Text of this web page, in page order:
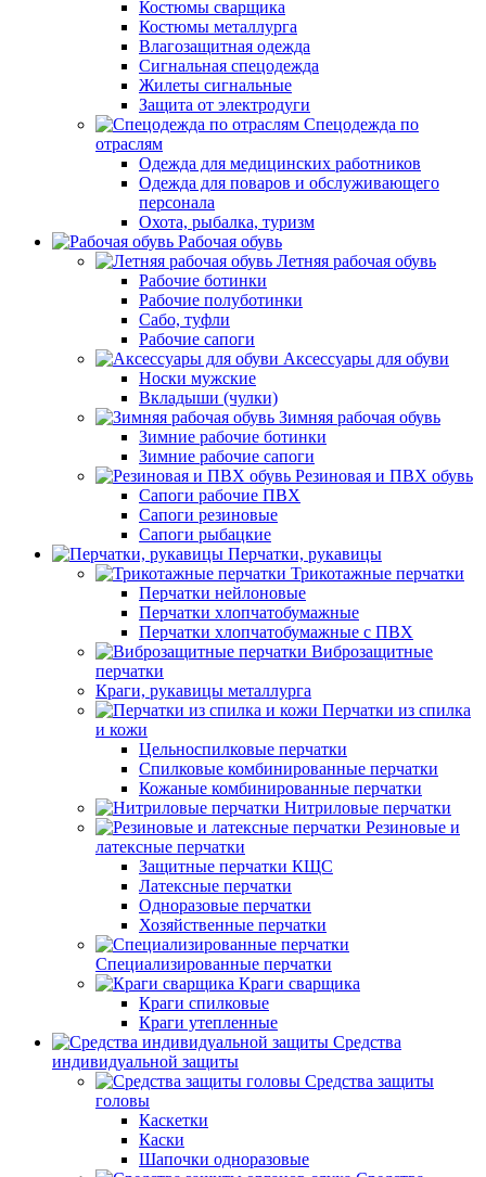
Костюмы сварщика
Костюмы металлурга
Влагозащитная одежда
Сигнальная спецодежда
Жилеты сигнальные
Защита от электродуги
Спецодежда по
отраслям
Одежда для медицинских работников
Одежда для поваров и обслуживающего
персонала
Охота, рыбалка, туризм
Рабочая обувь
Летняя рабочая обувь
Рабочие ботинки
Рабочие полуботинки
Сабо, туфли
Рабочие сапоги
Аксессуары для обуви
Носки мужские
Вкладыши (чулки)
Зимняя рабочая обувь
Зимние рабочие ботинки
Зимние рабочие сапоги
Резиновая и ПВХ обувь
Сапоги рабочие ПВХ
Сапоги резиновые
Сапоги рыбацкие
Перчатки, рукавицы
Трикотажные перчатки
Перчатки нейлоновые
Перчатки хлопчатобумажные
Перчатки хлопчатобумажные с ПВХ
Виброзащитные
перчатки
Краги, рукавицы металлурга
Перчатки из спилка
и кожи
Цельноспилковые перчатки
Спилковые комбинированные перчатки
Кожаные комбинированные перчатки
Нитриловые перчатки
Резиновые и
латексные перчатки
Защитные перчатки КЩС
Латексные перчатки
Одноразовые перчатки
Хозяйственные перчатки
Специализированные перчатки
Краги сварщика
Краги спилковые
Краги утепленные
Средства
индивидуальной защиты
Средства защиты
головы
Каскетки
Каски
Шапочки одноразовые